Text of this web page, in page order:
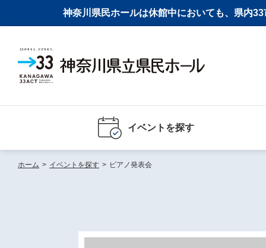
神奈川県民ホールは休館中においても、県内
イベントを探す
ホーム > イベントを探す > ピアノ発表会